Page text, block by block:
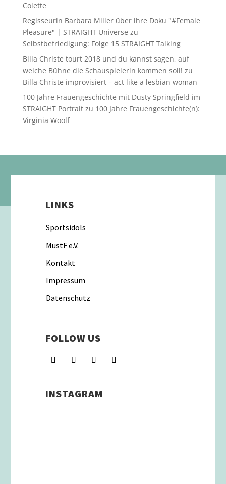
Colette
Regisseurin Barbara Miller über ihre Doku "#Female
Pleasure" | STRAIGHT Universe zu
Selbstbefriedigung: Folge 15 STRAIGHT Talking
Billa Christe tourt 2018 und du kannst sagen, auf
welche Bühne die Schauspielerin kommen soll! zu
Billa Christe improvisiert – act like a lesbian woman
100 Jahre Frauengeschichte mit Dusty Springfield im
STRAIGHT Portraitzu 100 Jahre Frauengeschichte(n):
Virginia Woolf
LINKS
Sportsidols
MustF e.V.
Kontakt
Impressum
Datenschutz
FOLLOW US
INSTAGRAM